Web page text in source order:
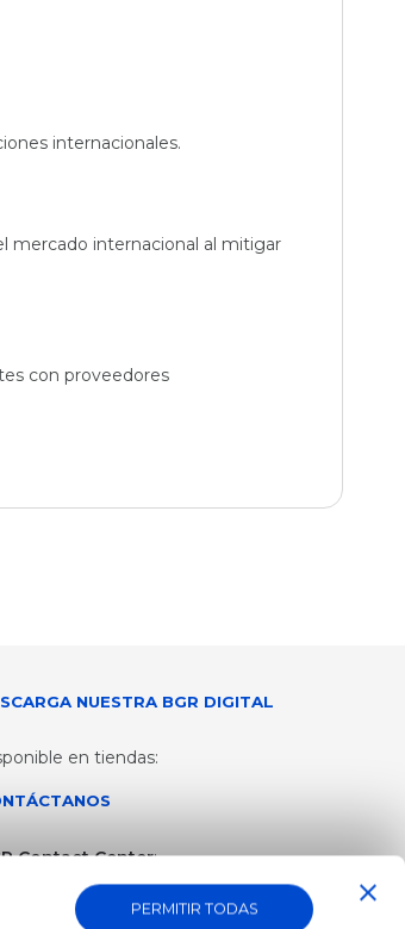
PERMITIR TODAS
internacionales.
mercado internacional al mitigar
con proveedores
NUESTRA BGR DIGITAL
en tiendas:
Contact Center:
600 - 600 / 02 3965 - 006